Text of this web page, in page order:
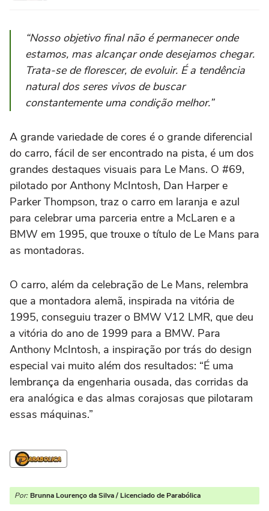
“Nosso objetivo final não é permanecer onde
estamos, mas alcançar onde desejamos chegar.
Trata-se de florescer, de evoluir. É a tendência
natural dos seres vivos de buscar
constantemente uma condição melhor.”
A grande variedade de cores é o grande diferencial
do carro, fácil de ser encontrado na pista, é um dos
grandes destaques visuais para Le Mans. O #69,
pilotado por Anthony McIntosh, Dan Harper e
Parker Thompson, traz o carro em laranja e azul
para celebrar uma parceria entre a McLaren e a
BMW em 1995, que trouxe o título de Le Mans para
as montadoras.
O carro, além da celebração de Le Mans, relembra
que a montadora alemã, inspirada na vitória de
1995, conseguiu trazer o BMW V12 LMR, que deu
a vitória do ano de 1999 para a BMW. Para
Anthony McIntosh, a inspiração por trás do design
especial vai muito além dos resultados: “É uma
lembrança da engenharia ousada, das corridas da
era analógica e das almas corajosas que pilotaram
essas máquinas.”
Por: Brunna Lourenço da Silva / Licenciado de Parabólica